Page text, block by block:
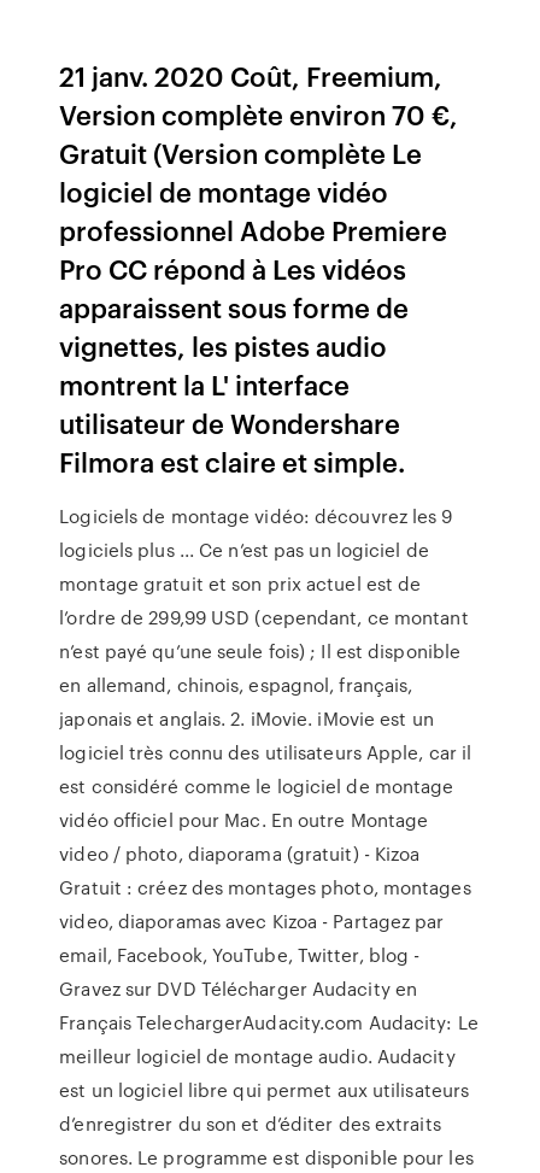
21 janv. 2020 Coût, Freemium,
Version complète environ 70 €,
Gratuit (Version complète Le
logiciel de montage vidéo
professionnel Adobe Premiere
Pro CC répond à Les vidéos
apparaissent sous forme de
vignettes, les pistes audio
montrent la L' interface
utilisateur de Wondershare
Filmora est claire et simple.
Logiciels de montage vidéo: découvrez les 9
logiciels plus ... Ce n’est pas un logiciel de
montage gratuit et son prix actuel est de
l’ordre de 299,99 USD (cependant, ce montant
n’est payé qu’une seule fois) ; Il est disponible
en allemand, chinois, espagnol, français,
japonais et anglais. 2. iMovie. iMovie est un
logiciel très connu des utilisateurs Apple, car il
est considéré comme le logiciel de montage
vidéo officiel pour Mac. En outre Montage
video / photo, diaporama (gratuit) - Kizoa
Gratuit : créez des montages photo, montages
video, diaporamas avec Kizoa - Partagez par
email, Facebook, YouTube, Twitter, blog -
Gravez sur DVD Télécharger Audacity en
Français TelechargerAudacity.com Audacity: Le
meilleur logiciel de montage audio. Audacity
est un logiciel libre qui permet aux utilisateurs
d’enregistrer du son et d’éditer des extraits
sonores. Le programme est disponible pour les